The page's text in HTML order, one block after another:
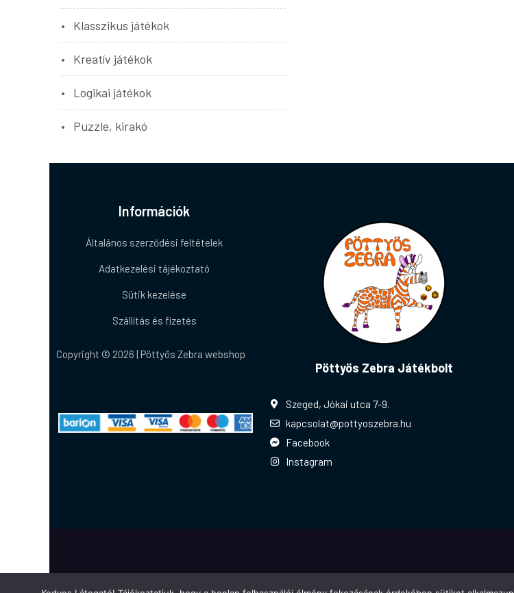
Klasszikus játékok
Kreatív játékok
Logikai játékok
Puzzle, kirakó
Információk
Általános szerződési feltételek
Adatkezelési tájékoztató
Sütik kezelése
Szállítás és fizetés
Copyright © 2026 | Pöttyös Zebra webshop
Pöttyös Zebra Játékbolt
Szeged, Jókai utca 7-9.
kapcsolat@pottyoszebra.hu
Facebook
Instagram